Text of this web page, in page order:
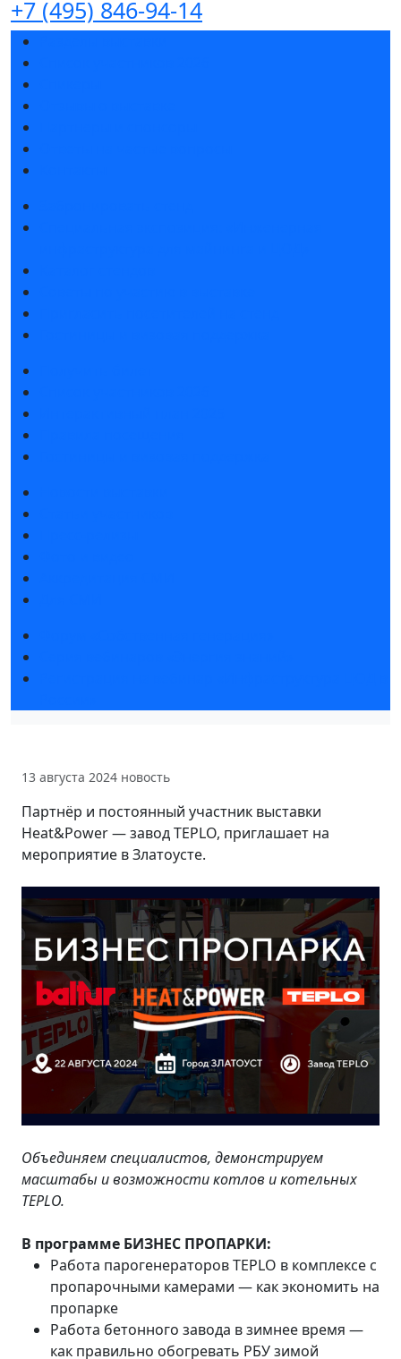
+7 (495) 846-94-14
13 августа 2024 новость
Партнёр и постоянный участник выставки
Heat&Power — завод TEPLO, приглашает на
мероприятие в Златоусте.
Объединяем специалистов, демонстрируем
масштабы и возможности котлов и котельных
TEPLO.
В программе БИЗНЕС ПРОПАРКИ:
Работа парогенераторов TEPLO в комплексе с
пропарочными камерами — как экономить на
пропарке
Работа бетонного завода в зимнее время —
как правильно обогревать РБУ зимой